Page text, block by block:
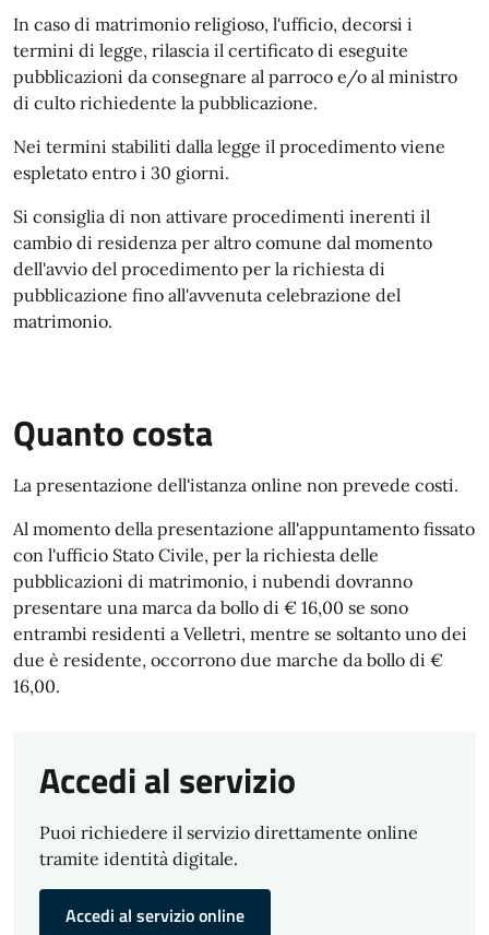
In caso di matrimonio religioso, l'ufficio, decorsi i
termini di legge, rilascia il certificato di eseguite
pubblicazioni da consegnare al parroco e/o al ministro
di culto richiedente la pubblicazione.
Nei termini stabiliti dalla legge il procedimento viene
espletato entro i 30 giorni.
Si consiglia di non attivare procedimenti inerenti il
cambio di residenza per altro comune dal momento
dell'avvio del procedimento per la richiesta di
pubblicazione fino all'avvenuta celebrazione del
matrimonio.
Quanto costa
La presentazione dell'istanza online non prevede costi.
Al momento della presentazione all'appuntamento fissato
con l'ufficio Stato Civile, per la richiesta delle
pubblicazioni di matrimonio, i nubendi dovranno
presentare una marca da bollo di € 16,00 se sono
entrambi residenti a Velletri, mentre se soltanto uno dei
due è residente, occorrono due marche da bollo di €
16,00.
Accedi al servizio
Puoi richiedere il servizio direttamente online
tramite identità digitale.
Accedi al servizio online